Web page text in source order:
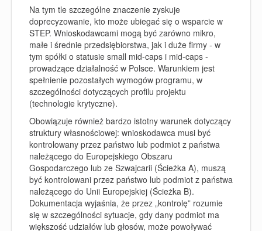
Na tym tle szczególne znaczenie zyskuje
doprecyzowanie, kto może ubiegać się o wsparcie w
STEP. Wnioskodawcami mogą być zarówno mikro,
małe i średnie przedsiębiorstwa, jak i duże firmy - w
tym spółki o statusie small mid‑caps i mid‑caps -
prowadzące działalność w Polsce. Warunkiem jest
spełnienie pozostałych wymogów programu, w
szczególności dotyczących profilu projektu
(technologie krytyczne).
Obowiązuje również bardzo istotny warunek dotyczący
struktury własnościowej: wnioskodawca musi być
kontrolowany przez państwo lub podmiot z państwa
należącego do Europejskiego Obszaru
Gospodarczego lub ze Szwajcarii (Ścieżka A), muszą
być kontrolowani przez państwo lub podmiot z państwa
należącego do Unii Europejskiej (Ścieżka B).
Dokumentacja wyjaśnia, że przez „kontrolę” rozumie
się w szczególności sytuacje, gdy dany podmiot ma
większość udziałów lub głosów, może powoływać